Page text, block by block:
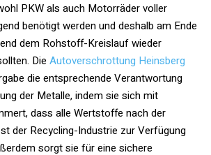
PKW als auch Motorräder voller
benötigt werden und deshalb am Ende
dem Rohstoff-Kreislauf wieder
Die Autoverschrottung Heinsberg
die entsprechende Verantwortung
der Metalle, indem sie sich mit
dass alle Wertstoffe nach der
der Recycling-Industrie zur Verfügung
sorgt sie für eine sichere